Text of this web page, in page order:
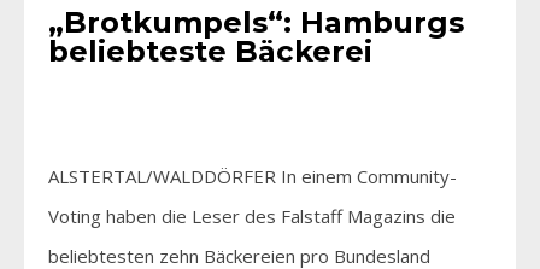
„Brotkumpels“: Hamburgs
beliebteste Bäckerei
ALSTERTAL/WALDDÖRFER In einem Community-
Voting haben die Leser des Falstaff Magazins die
beliebtesten zehn Bäckereien pro Bundesland